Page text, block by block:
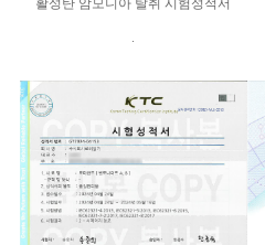
활성탄 암모니아 탈취 시험성적서
.